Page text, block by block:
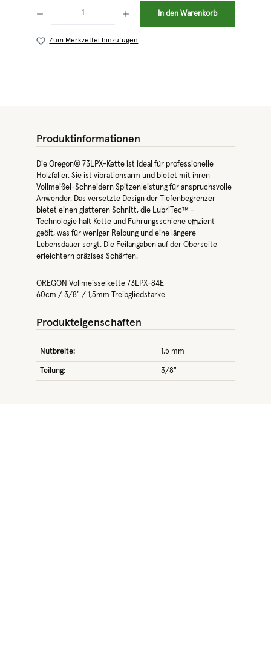
In den Warenkorb
Zum Merkzettel hinzufügen
Produktinformationen
Die Oregon® 73LPX-Kette ist ideal für professionelle
Holzfäller. Sie ist vibrationsarm und bietet mit ihren
Vollmeißel-Schneidern Spitzenleistung für anspruchsvolle
Anwender. Das versetzte Design der Tiefenbegrenzer
bietet einen glatteren Schnitt, die LubriTec™ -
Technologie hält Kette und Führungsschiene effizient
geölt, was für weniger Reibung und eine längere
Lebensdauer sorgt. Die Feilangaben auf der Oberseite
erleichtern präzises Schärfen.
OREGON Vollmeisselkette 73LPX-84E
60cm / 3/8" / 1,5mm Treibgliedstärke
Produkteigenschaften
Nutbreite: 1.5 mm
Teilung: 3/8"